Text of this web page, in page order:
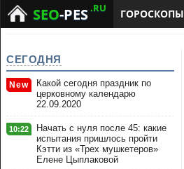
SEO-PES.RU ГОРОСКОПЫ
СЕГОДНЯ
New
Какой сегодня праздник по
церковному календарю
22.09.2020
10:22
Начать с нуля после 45: какие
испытания пришлось пройти
Кэтти из «Трех мушкетеров»
Елене Цыплаковой